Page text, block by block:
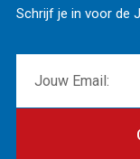
Schrijf je in voor de